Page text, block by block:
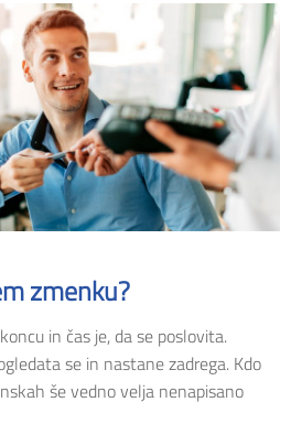
zmenku?
in čas je, da se poslovita.
se in nastane zadrega. Kdo
še vedno velja nenapisano